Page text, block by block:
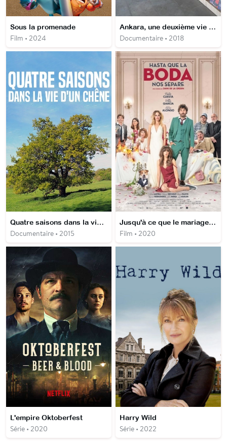
Sous la promenade
Film • 2024
Ankara, une deuxième vie pour les livres
Documentaire • 2018
Quatre saisons dans la vie d'un chêne
Documentaire • 2015
Jusqu'à ce que le mariage nous sépare
Film • 2020
L'empire Oktoberfest
Série • 2020
Harry Wild
Série • 2022